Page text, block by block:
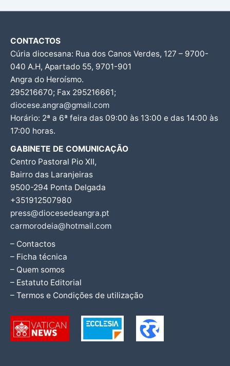
CONTACTOS
Cúria diocesana: Rua dos Canos Verdes, 127 – 9700-
040 A.H, Apartado 55, 9701-901
Angra do Heroísmo.
295216670; Fax 295216661;
diocese.angra@gmail.com
Horário: 2ª a 6ª feira das 09:00 às 13:00 e das 14:00 às
17:00 horas.
GABINETE DE COMUNICAÇÃO
Centro Pastoral Pio XII,
Bairro das Laranjeiras
9500-294 Ponta Delgada
+351912507980
press@diocesedeangra.pt
carmorodeia@hotmail.com
– Contactos
– Ficha técnica
– Quem somos
– Estatuto Editorial
– Termos e Condições de utilização